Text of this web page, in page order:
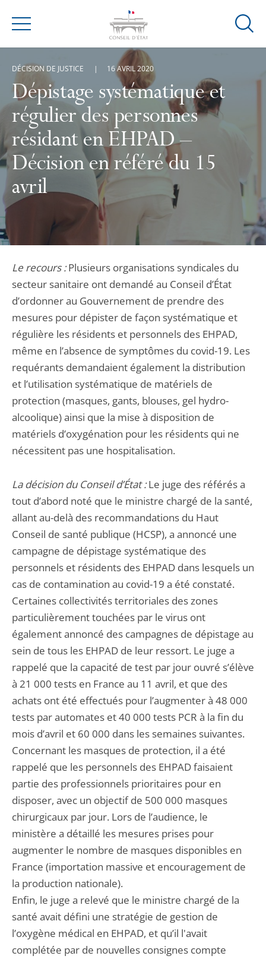
Menu
Ouvrir
Dépistage systématique et
régulier des personnes
résidant en EHPAD –
Décision en référé du 15
avril
DÉCISION DE JUSTICE 16 AVRIL 2020
Le recours :Plusieurs organisations syndicales du
secteur sanitaire ont demandé au Conseil d’État
d’ordonner au Gouvernement de prendre des
mesures pour dépister de façon systématique et
régulière les résidents et personnels des EHPAD,
même en l’absence de symptômes du covid-19. Les
requérants demandaient également la distribution
et l’utilisation systématique de matériels de
protection (masques, gants, blouses, gel hydro-
alcoolique) ainsi que la mise à disposition de
matériels d’oxygénation pour les résidents qui ne
nécessitent pas une hospitalisation.
La décision du Conseil d’État :Le juge des référés a
tout d’abord noté que le ministre chargé de la santé,
allant au-delà des recommandations du Haut
Conseil de santé publique (HCSP), a annoncé une
campagne de dépistage systématique des
personnels et résidents des EHPAD dans lesquels un
cas de contamination au covid-19 a été constaté.
Certaines collectivités territoriales des zones
particulièrement touchées par le virus ont
également annoncé des campagnes de dépistage au
sein de tous les EHPAD de leur ressort. Le juge a
rappelé que la capacité de test par jour ouvré s’élève
à 21 000 tests en France au 11 avril, et que des
achats ont été effectués pour l’augmenter à 48 000
tests par automates et 40 000 tests PCR à la fin du
mois d’avril et 60 000 dans les semaines suivantes.
Concernant les masques de protection, il a été
rappelé que les personnels des EHPAD faisaient
partie des professionnels prioritaires pour en
disposer, avec un objectif de 500 000 masques
chirurgicaux par jour. Lors de l’audience, le
ministère a détaillé les mesures prises pour
augmenter le nombre de masques disponibles en
France (importation massive et encouragement de
la production nationale).
Enfin, le juge a relevé que le ministre chargé de la
santé avait défini une stratégie de gestion de
l’oxygène médical en EHPAD, et qu’il l'avait
complétée par de nouvelles consignes compte